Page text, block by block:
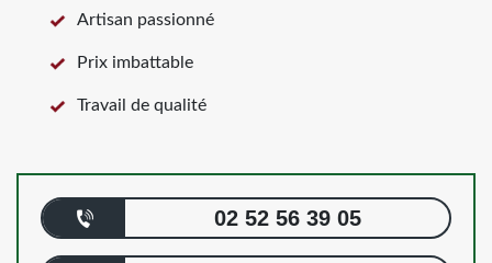
Artisan passionné
Prix imbattable
Travail de qualité
02 52 56 39 05